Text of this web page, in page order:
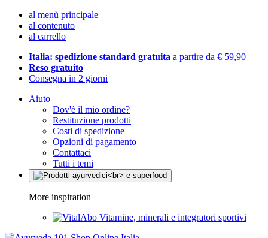
al menù principale
al contenuto
al carrello
Italia: spedizione standard gratuita a partire da € 59,90
Reso gratuito
Consegna in 2 giorni
Aiuto
Dov'è il mio ordine?
Restituzione prodotti
Costi di spedizione
Opzioni di pagamento
Contattaci
Tutti i temi
More inspiration
Vitamine, minerali e integratori sportivi